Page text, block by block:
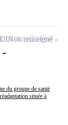
-
du groupe de santé
située à
Non renseigné
à ma sélection